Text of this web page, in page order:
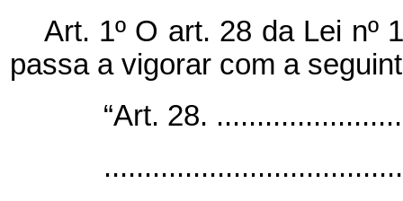
Art. 1º O art. 28 da Lei nº
passa a vigorar com a
“Art. 28.